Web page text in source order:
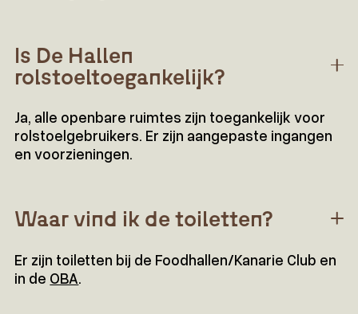
Is De Hallen
rolstoeltoegankelijk?
Ja, alle openbare ruimtes zijn toegankelijk voor
rolstoelgebruikers. Er zijn aangepaste ingangen
en voorzieningen.
Waar vind ik de toiletten?
Er zijn toiletten bij de Foodhallen/Kanarie Club en
in de OBA.